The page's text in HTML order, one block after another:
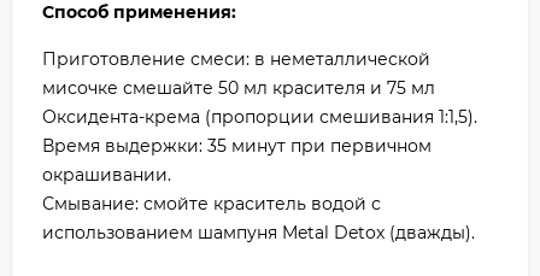
Способ применения:
Приготовление смеси: в неметаллической
мисочке смешайте 50 мл красителя и 75 мл
Оксидента-крема (пропорции смешивания 1:1,5).
Время выдержки: 35 минут при первичном
окрашивании.
Смывание: смойте краситель водой с
использованием шампуня Metal Detox (дважды).